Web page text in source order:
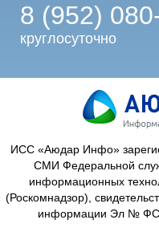
8 (952)
круглосуточно
ИСС «Аюдар Инфо»
СМИ Федеральной
информационных
(Роскомнадзор),
информации Эл №